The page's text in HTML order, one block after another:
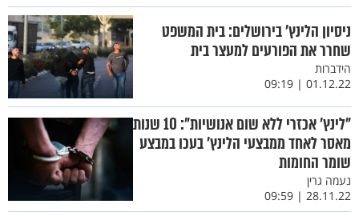
ניסיון הלינץ’ בירושלים: בית המשפט
שחרר את הפורעים למעצר בית
הידברות
01.12.22 | 09:19
"לינץ' אכזרי ללא שום אנושיות": 10 שנות
מאסר לאחד ממבצעי הלינץ’ בעכו במבצע
שומר החומות
נעמה גרין
28.11.22 | 09:59